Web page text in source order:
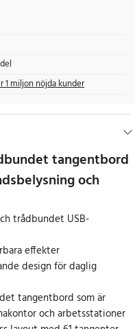
1 miljon nöjda kunder
tangentbord
och
trådbundet USB-
effekter
design för daglig
tangentbord som är
och arbetsstationer